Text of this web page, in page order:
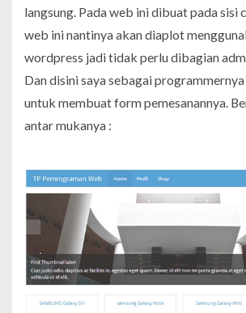
langsung. Pada web ini dibuat pada sisi
web ini nantinya akan diaplot
wordpress jadi tidak perlu dibagian
Dan disini saya sebagai
untuk membuat form pemesanannya.
antar mukanya :